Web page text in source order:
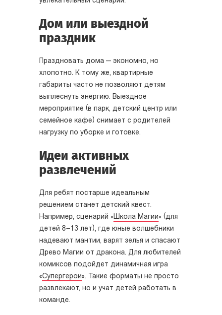
Дом или выездной
праздник
Праздновать дома — экономно, но
хлопотно. К тому же, квартирные
габариты часто не позволяют детям
выплеснуть энергию. Выездное
мероприятие (в парк, детский центр или
семейное кафе) снимает с родителей
нагрузку по уборке и готовке.
Идеи активных
развлечений
Для ребят постарше идеальным
решением станет детский квест.
Например, сценарий « Школа Магии» (для
детей 8–13 лет), где юные волшебники
надевают мантии, варят зелья и спасают
Древо Магии от дракона. Для любителей
комиксов подойдет динамичная игра
«Супергерои». Такие форматы не просто
развлекают, но и учат детей работать в
команде.